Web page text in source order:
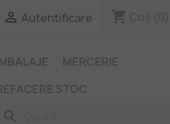
 Autentificare shopping_cart Coș (0)
MERCERIE
STOC
search